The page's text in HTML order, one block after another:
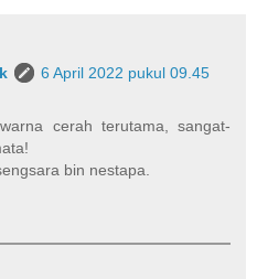
6 April 2022 pukul 09.45
cerah terutama, sangat-
bin nestapa.